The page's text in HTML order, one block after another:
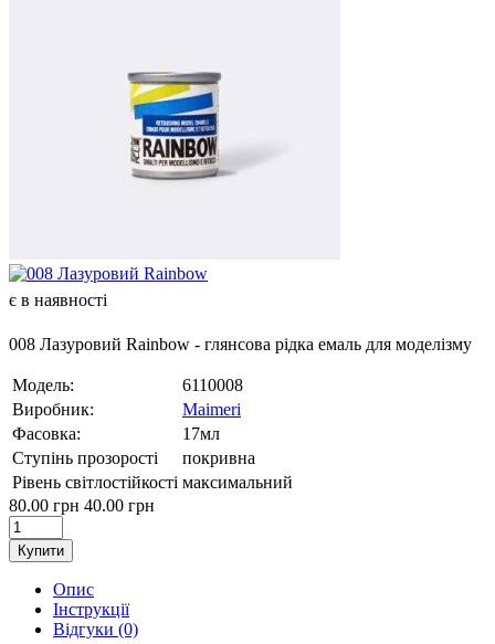
є в наявності
008 Лазуровий Rainbow - глянсова рідка емаль для моделізму
Модель:
6110008
Виробник:
Maimeri
Фасовка:
17мл
Ступінь прозорості
покривна
Рівень світлостійкості максимальний
80.00 грн 40.00 грн
Купити
Опис
Інструкції
Відгуки (0)